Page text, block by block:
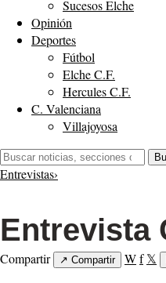
Sucesos Elche
Opinión
Deportes
Fútbol
Elche C.F.
Hercules C.F.
C. Valenciana
Villajoyosa
Buscar:
Entrevistas›
Entrevista
Compartir ↗ Compartir Wf 𝕏